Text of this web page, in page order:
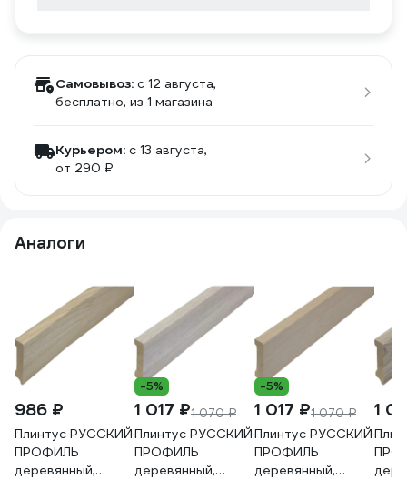
Самовывоз: c 12 августа,
бесплатно, из 1 магазина
Курьером: c 13 августа,
от 290 ₽
Аналоги
986 ₽
Плинтус РУССКИЙ
ПРОФИЛЬ
деревянный,
-5%
1 017 ₽1 070 ₽
Плинтус РУССКИЙ
ПРОФИЛЬ
деревянный,
-5%
1 017 ₽1 070 ₽
Плинтус РУССКИЙ
ПРОФИЛЬ
деревянный,
1